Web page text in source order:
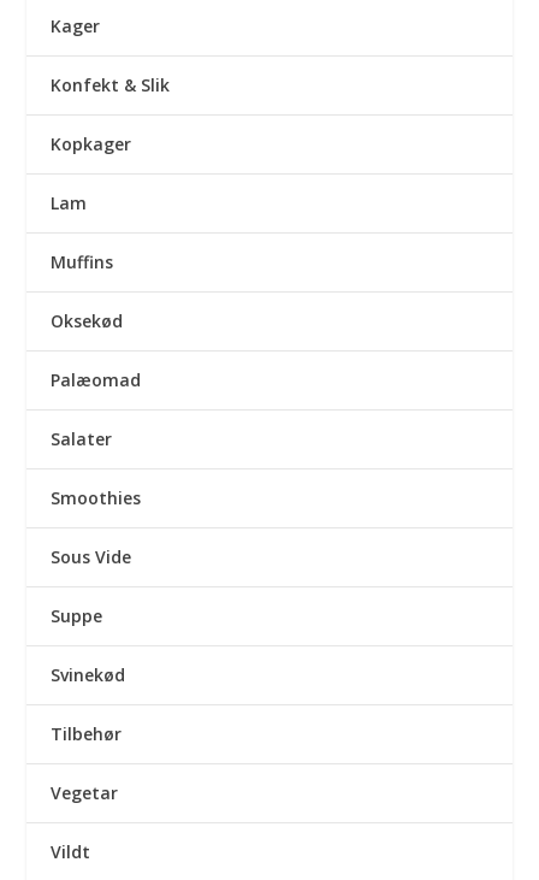
Kager
Konfekt & Slik
Kopkager
Lam
Muffins
Oksekød
Palæomad
Salater
Smoothies
Sous Vide
Suppe
Svinekød
Tilbehør
Vegetar
Vildt